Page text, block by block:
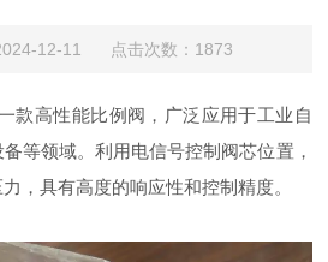
12-11 点击次数：1873
高性能比例阀，广泛应用于工业自
等领域。利用电信号控制阀芯位置，
，具有高度的响应性和控制精度。